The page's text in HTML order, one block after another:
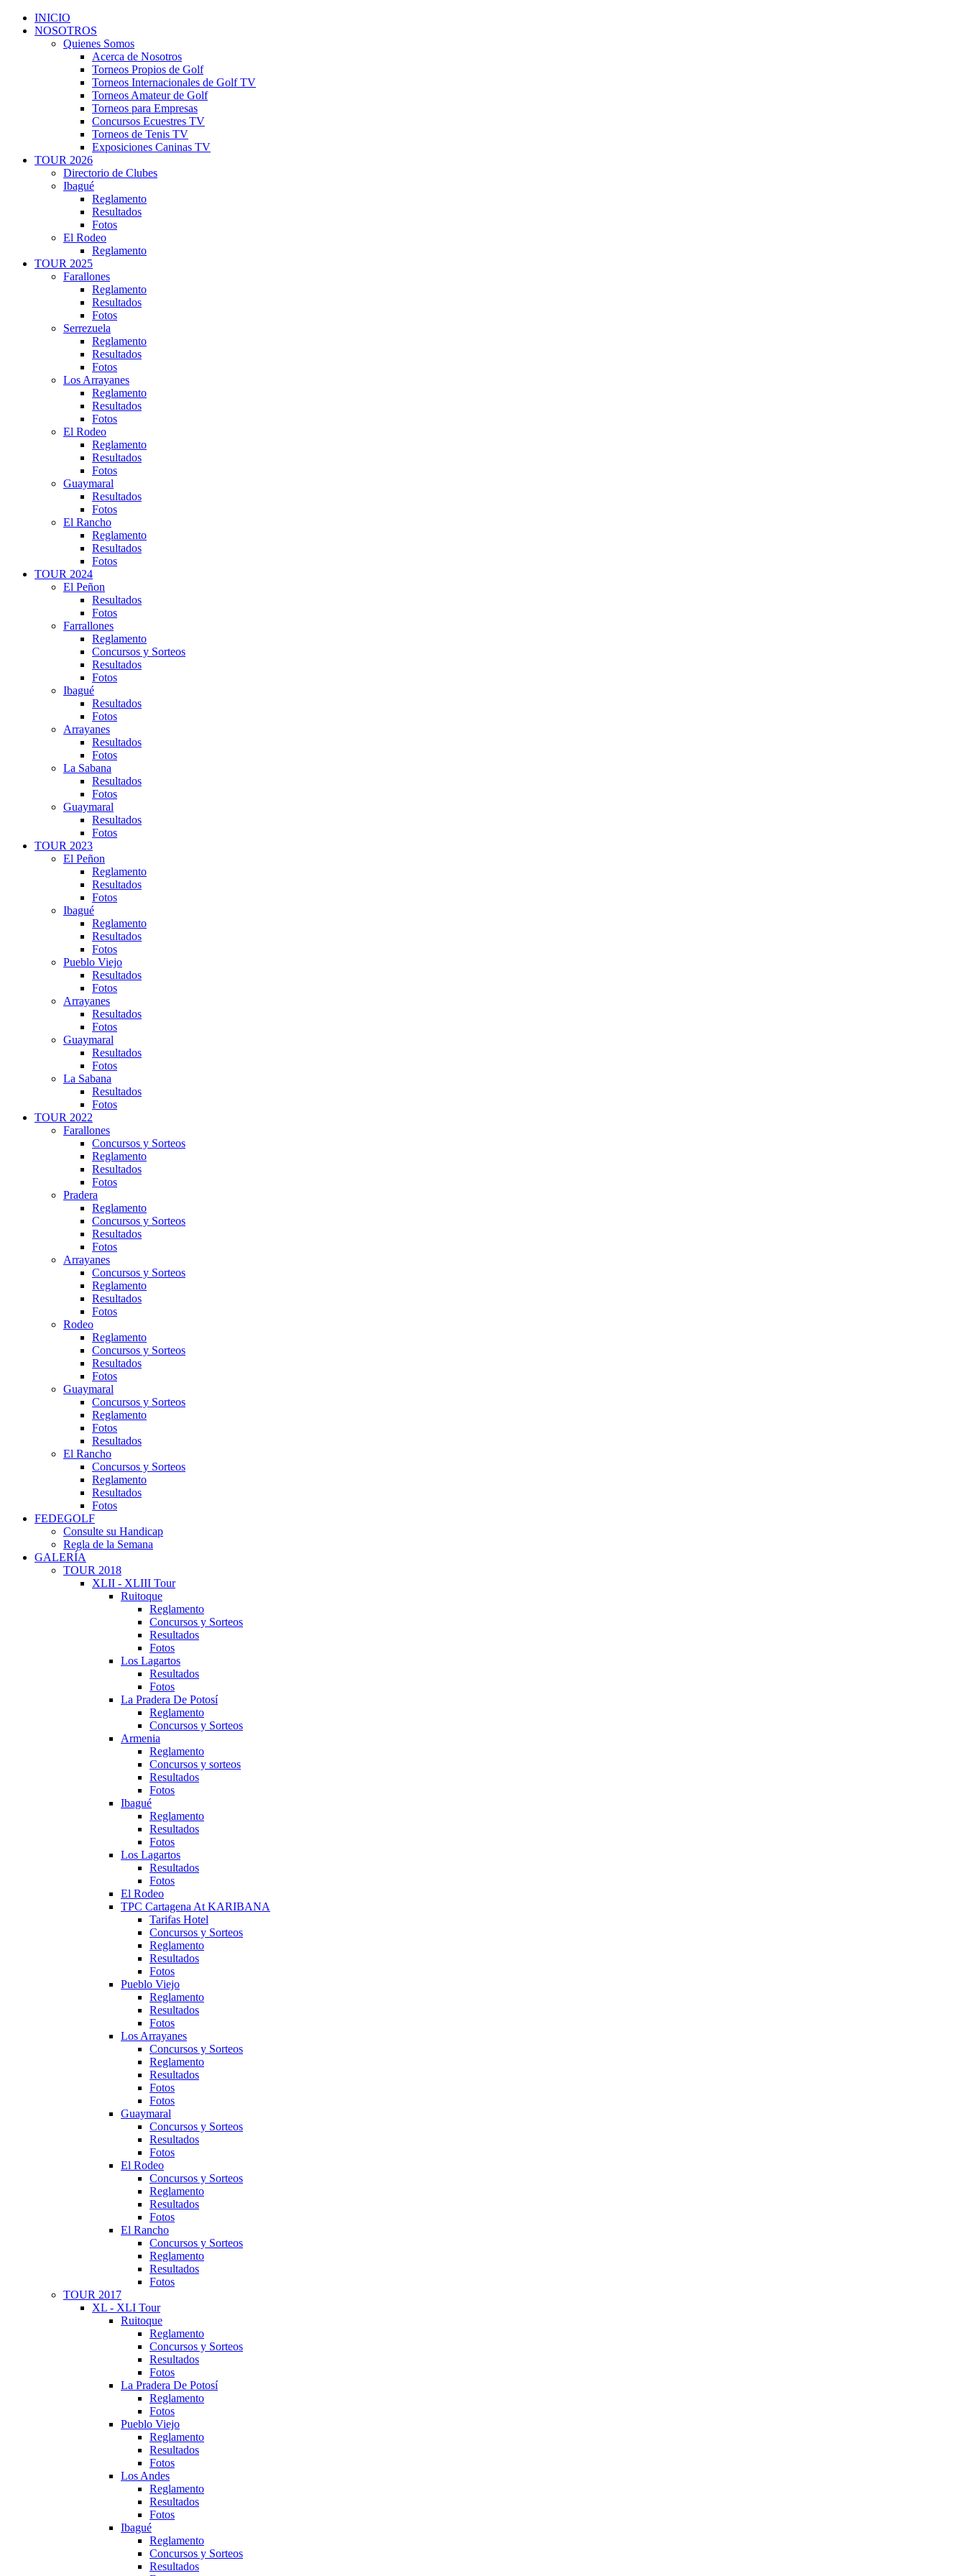
INICIO
NOSOTROS
Quienes Somos
Acerca de Nosotros
Torneos Propios de Golf
Torneos Internacionales de Golf TV
Torneos Amateur de Golf
Torneos para Empresas
Concursos Ecuestres TV
Torneos de Tenis TV
Exposiciones Caninas TV
TOUR 2026
Directorio de Clubes
Ibagué
Reglamento
Resultados
Fotos
El Rodeo
Reglamento
TOUR 2025
Farallones
Reglamento
Resultados
Fotos
Serrezuela
Reglamento
Resultados
Fotos
Los Arrayanes
Reglamento
Resultados
Fotos
El Rodeo
Reglamento
Resultados
Fotos
Guaymaral
Resultados
Fotos
El Rancho
Reglamento
Resultados
Fotos
TOUR 2024
El Peñon
Resultados
Fotos
Farrallones
Reglamento
Concursos y Sorteos
Resultados
Fotos
Ibagué
Resultados
Fotos
Arrayanes
Resultados
Fotos
La Sabana
Resultados
Fotos
Guaymaral
Resultados
Fotos
TOUR 2023
El Peñon
Reglamento
Resultados
Fotos
Ibagué
Reglamento
Resultados
Fotos
Pueblo Viejo
Resultados
Fotos
Arrayanes
Resultados
Fotos
Guaymaral
Resultados
Fotos
La Sabana
Resultados
Fotos
TOUR 2022
Farallones
Concursos y Sorteos
Reglamento
Resultados
Fotos
Pradera
Reglamento
Concursos y Sorteos
Resultados
Fotos
Arrayanes
Concursos y Sorteos
Reglamento
Resultados
Fotos
Rodeo
Reglamento
Concursos y Sorteos
Resultados
Fotos
Guaymaral
Concursos y Sorteos
Reglamento
Fotos
Resultados
El Rancho
Concursos y Sorteos
Reglamento
Resultados
Fotos
FEDEGOLF
Consulte su Handicap
Regla de la Semana
GALERÍA
TOUR 2018
XLII - XLIII Tour
Ruitoque
Reglamento
Concursos y Sorteos
Resultados
Fotos
Los Lagartos
Resultados
Fotos
La Pradera De Potosí
Reglamento
Concursos y Sorteos
Armenia
Reglamento
Concursos y sorteos
Resultados
Fotos
Ibagué
Reglamento
Resultados
Fotos
Los Lagartos
Resultados
Fotos
El Rodeo
TPC Cartagena At KARIBANA
Tarifas Hotel
Concursos y Sorteos
Reglamento
Resultados
Fotos
Pueblo Viejo
Reglamento
Resultados
Fotos
Los Arrayanes
Concursos y Sorteos
Reglamento
Resultados
Fotos
Fotos
Guaymaral
Concursos y Sorteos
Resultados
Fotos
El Rodeo
Concursos y Sorteos
Reglamento
Resultados
Fotos
El Rancho
Concursos y Sorteos
Reglamento
Resultados
Fotos
TOUR 2017
XL - XLI Tour
Ruitoque
Reglamento
Concursos y Sorteos
Resultados
Fotos
La Pradera De Potosí
Reglamento
Fotos
Pueblo Viejo
Reglamento
Resultados
Fotos
Los Andes
Reglamento
Resultados
Fotos
Ibagué
Reglamento
Concursos y Sorteos
Resultados